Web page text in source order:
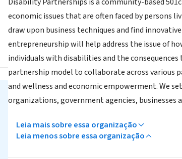
economic issues that are often faced by persons
draw upon business techniques and find
entrepreneurship will help address the issue of
individuals with disabilities and the
partnership model to collaborate across various
and wellness and economic empowerment. We
organizations, government agencies,
Leia mais sobre essa organização
Leia menos sobre essa organização